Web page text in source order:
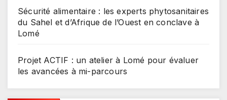
Sécurité alimentaire : les experts phytosanitaires
du Sahel et d’Afrique de l’Ouest en conclave à
Lomé
Projet ACTIF : un atelier à Lomé pour évaluer
les avancées à mi-parcours